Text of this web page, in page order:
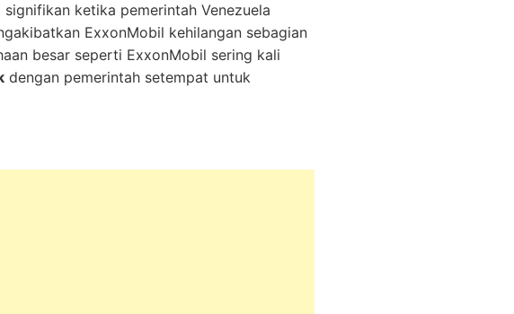
ketika pemerintah Venezuela
ExxonMobil kehilangan sebagian
besar seperti ExxonMobil sering kali
dengan pemerintah setempat untuk